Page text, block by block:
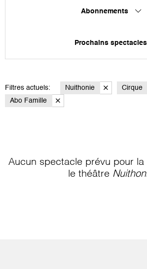
Abonnements
Prochains spectacles
Filtres actuels: Nuithonie
Cirque
Abo Famille
Aucun spectacle prévu pour la
le théâtre